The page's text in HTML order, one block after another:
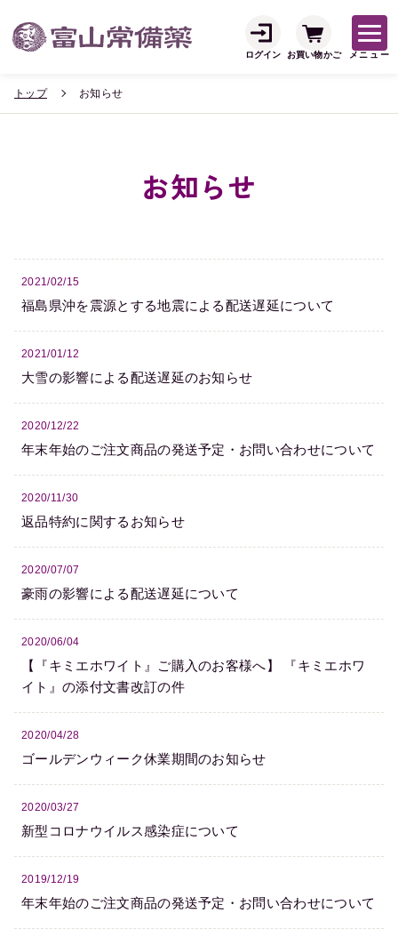
ログイン お買い物かご メニュー
トップ お知らせ
お知らせ
2021/02/15
福島県沖を震源とする地震による配送遅延について
2021/01/12
大雪の影響による配送遅延のお知らせ
2020/12/22
年末年始のご注文商品の発送予定・お問い合わせについて
2020/11/30
返品特約に関するお知らせ
2020/07/07
豪雨の影響による配送遅延について
2020/06/04
【『キミエホワイト』ご購入のお客様へ】 『キミエホワ
イト』の添付文書改訂の件
2020/04/28
ゴールデンウィーク休業期間のお知らせ
2020/03/27
新型コロナウイルス感染症について
2019/12/19
年末年始のご注文商品の発送予定・お問い合わせについて